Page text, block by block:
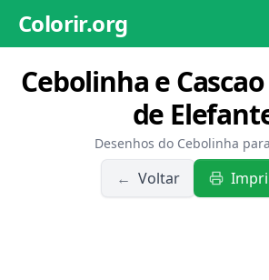
Colorir.org
Cebolinha e
de
Desenhos do Cebolinha
← Voltar